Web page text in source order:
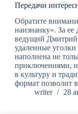
Передачи
Обратите
наизнанку». За ее
ведущий Дмитрий
удаленные
наполнена не
приключениями,
в культуру и
формат позволит
writer
28